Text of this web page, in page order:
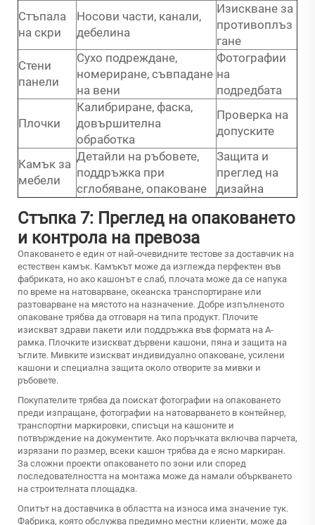
Стъпала
на скри
Носови части, канали,
дебелина
Изискване за
противоплъз
гане
Стени
панели
Сухо подреждане,
номериране, съвпадане
на вени
Фотографии
на
подредбата
Плочки
Калибриране, фаска,
довършителна
обработка
Проверка на
допуските
Камък за
мебели
Детайли на ръбовете,
поддръжка при
сглобяване, опаковане
Защита и
преглед на
дизайна
Стъпка 7: Преглед на опаковането
и контрола на превоза
Опаковането е един от най-очевидните тестове за доставчик на
естествен камък. Камъкът може да изглежда перфектен във
фабриката, но ако кашонът е слаб, плочата може да се напука
по време на натоварване, океанска транспортиране или
разтоварване на мястото на назначение. Добре изпълненото
опаковане трябва да отговаря на типа продукт. Плочите
изискват здрави пакети или поддръжка във формата на А-
рамка. Плочките изискват дървени кашони, пяна и защита на
ъглите. Мивките изискват индивидуално опаковане, усилени
кашони и специална защита около отворите за мивки и
ръбовете.
Покупателите трябва да поискат фотографии на опаковането
преди изпращане, фотографии на натоварването в контейнер,
транспортни маркировки, списъци на кашоните и
потвърждение на документите. Ако поръчката включва парчета,
изрязани по размер, всеки кашон трябва да е ясно маркиран.
За сложни проекти опаковането по зони или според
последователността на монтажа може да намали объркването
на строителната площадка.
Опитът на доставчика в областта на износа има значение тук.
Фабрика, която обслужва предимно местни клиенти, може да